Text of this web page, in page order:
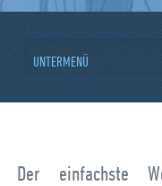
UNTERMENÜ
Der einfachste